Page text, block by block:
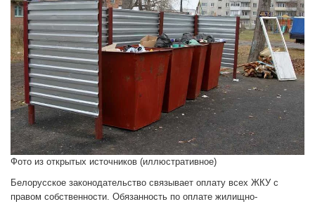
Фото из открытых источников (иллюстративное)
Белорусское законодательство связывает оплату всех ЖКУ с
правом собственности. Обязанность по оплате жилищно-